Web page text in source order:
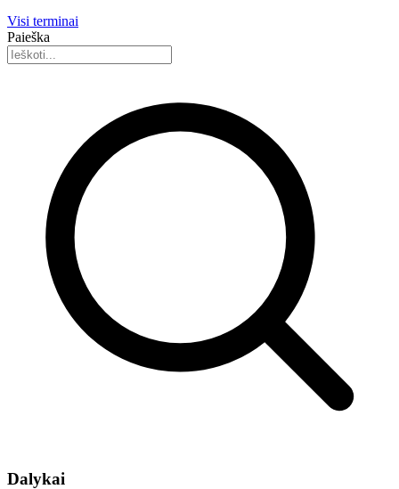
Visi terminai
Paieška
Dalykai